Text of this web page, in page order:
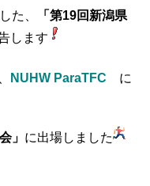
た、
「第19回新潟県
します
NUHW ParaTFC に
」 に出場しました